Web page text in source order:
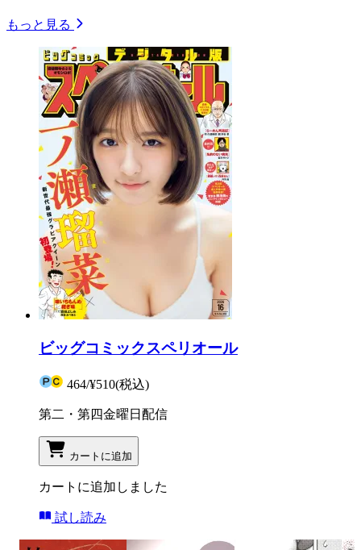
もっと見る
ビッグコミックスペリオール
464/¥510(税込)
第二・第四金曜日配信
カートに追加
カートに追加しました
試し読み